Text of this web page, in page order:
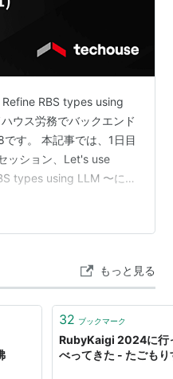
RBS types using
ウス労務でバックエンド
す。 本記事では、1日目
ッション、Let's use
types using LLM 〜につ
規模言語モデル)を使っ
Gooseというプロジェクト
もっと見る
32 ブックマーク
RubyKaigi 2024に行
べってきた - たごもり